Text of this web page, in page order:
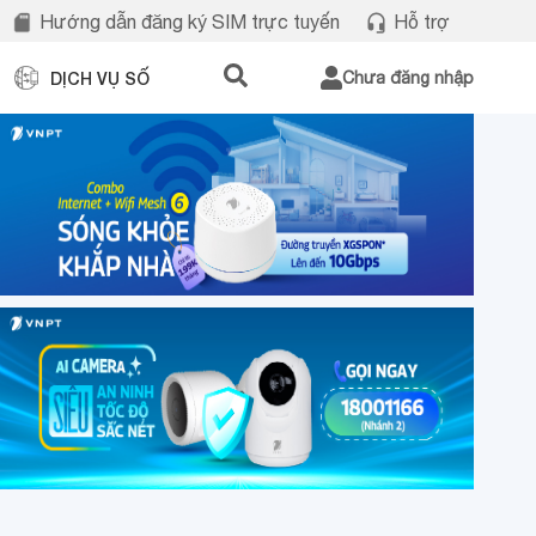
Hướng dẫn đăng ký SIM trực tuyến Hỗ trợ
DỊCH VỤ SỐ Chưa đăng nhập